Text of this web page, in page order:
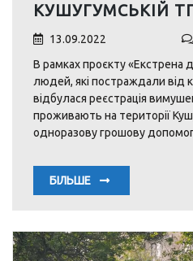
КУШУГУМСЬКІЙ
13.09.2022
В рамках проєкту «Екстрена
людей, які постраждали від
відбулася реєстрація
проживають на території
одноразову грошову
БІЛЬШЕ